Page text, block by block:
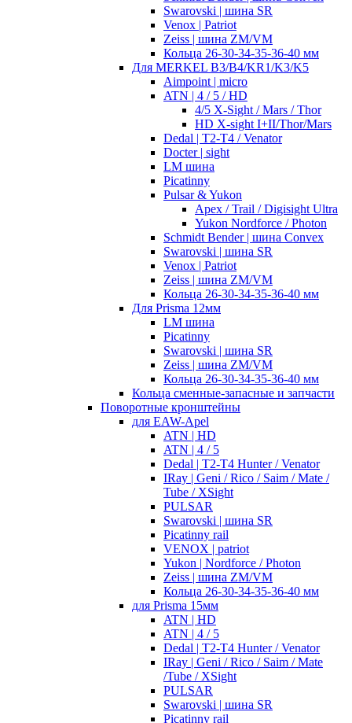
Swarovski | шина SR
Venox | Patriot
Zeiss | шина ZM/VM
Кольца 26-30-34-35-36-40 мм
Для MERKEL B3/B4/KR1/K3/K5
Aimpoint | micro
ATN | 4 / 5 / HD
4/5 X-Sight / Mars / Thor
HD X-sight I+II/Thor/Mars
Dedal | T2-T4 / Venator
Docter | sight
LM шина
Picatinny
Pulsar & Yukon
Apex / Trail / Digisight Ultra
Yukon Nordforce / Photon
Schmidt Bender | шина Convex
Swarovski | шина SR
Venox | Patriot
Zeiss | шина ZM/VM
Кольца 26-30-34-35-36-40 мм
Для Prisma 12мм
LM шина
Picatinny
Swarovski | шина SR
Zeiss | шина ZM/VM
Кольца 26-30-34-35-36-40 мм
Кольца сменные-запасные и запчасти
Поворотные кронштейны
для EAW-Apel
ATN | HD
ATN | 4 / 5
Dedal | T2-T4 Hunter / Venator
IRay | Geni / Rico / Saim / Mate /
Tube / XSight
PULSAR
Swarovski | шина SR
Picatinny rail
VENOX | patriot
Yukon | Nordforce / Photon
Zeiss | шина ZM/VM
Кольца 26-30-34-35-36-40 мм
для Prisma 15мм
ATN | HD
ATN | 4 / 5
Dedal | T2-T4 Hunter / Venator
IRay | Geni / Rico / Saim / Mate
/Tube / XSight
PULSAR
Swarovski | шина SR
Picatinny rail